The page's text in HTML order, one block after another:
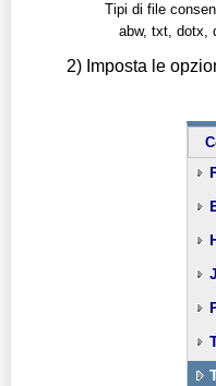
Tipi di file
abw, txt, dotx,
2) Imposta le